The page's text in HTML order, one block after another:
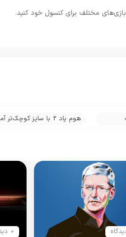
مختلف برای کنسول خود کنید.
هوم پاد 2 با سایز کوچک‌تر
0 دیدگاه